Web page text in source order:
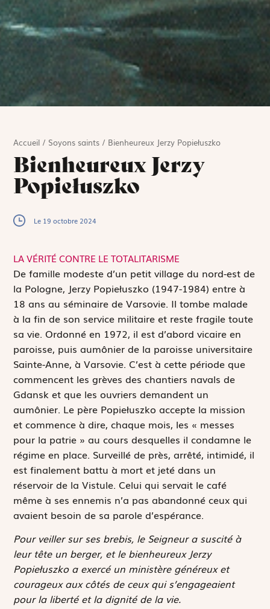
Accueil / Soyons saints / Bienheureux Jerzy Popiełuszko
Bienheureux Jerzy
Popiełuszko
Le 19 octobre 2024
LA VÉRITÉ CONTRE LE TOTALITARISME
De famille modeste d’un petit village du nord-est de
la Pologne, Jerzy Popiełuszko (1947-1984) entre à
18 ans au séminaire de Varsovie. Il tombe malade
à la fin de son service militaire et reste fragile toute
sa vie. Ordonné en 1972, il est d’abord vicaire en
paroisse, puis aumônier de la paroisse universitaire
Sainte-Anne, à Varsovie. C’est à cette période que
commencent les grèves des chantiers navals de
Gdansk et que les ouvriers demandent un
aumônier. Le père Popiełuszko accepte la mission
et commence à dire, chaque mois, les « messes
pour la patrie » au cours desquelles il condamne le
régime en place. Surveillé de près, arrêté, intimidé, il
est finalement battu à mort et jeté dans un
réservoir de la Vistule. Celui qui servait le café
même à ses ennemis n’a pas abandonné ceux qui
avaient besoin de sa parole d’espérance.
Pour veiller sur ses brebis, le Seigneur a suscité à
leur tête un berger, et le bienheureux Jerzy
Popiełuszko a exercé un ministère généreux et
courageux aux côtés de ceux qui s’engageaient
pour la liberté et la dignité de la vie.